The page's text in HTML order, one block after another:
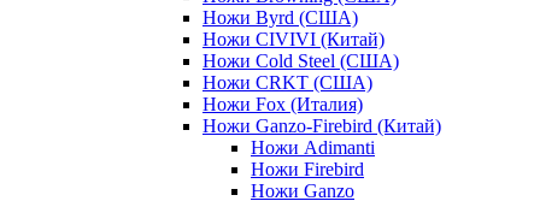
Ножи Byrd (США)
Ножи CIVIVI (Китай)
Ножи Cold Steel (США)
Ножи CRKT (США)
Ножи Fox (Италия)
Ножи Ganzo-Firebird (Китай)
Ножи Adimanti
Ножи Firebird
Ножи Ganzo